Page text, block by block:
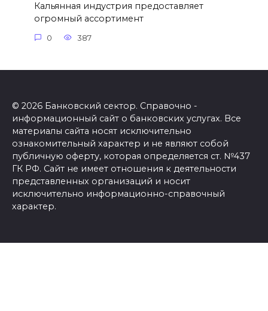
Кальянная индустрия предоставляет
огромный ассортимент
0 387
© 2026 Банковский сектор. Справочно -
информационный сайт о банковских услугах. Все
материалы сайта носят исключительно
ознакомительный характер и не являют собой
публичную оферту, которая определяется ст. №437
ГК РФ. Сайт не имеет отношения к деятельности
представленных организаций и носит
исключительно информационно-справочный
характер.